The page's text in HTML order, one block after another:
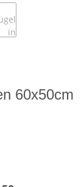
60x50cm